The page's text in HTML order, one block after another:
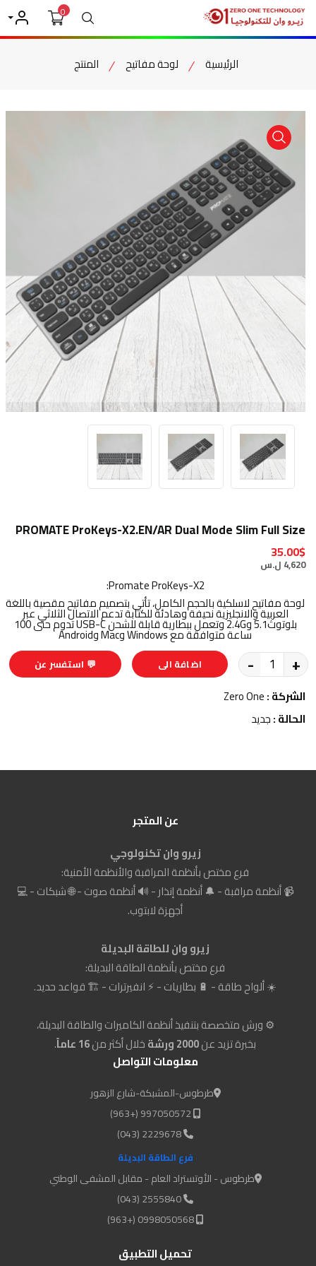
بحث0
حسابي
الرئيسية لوحة مفاتيح المنتج
item view
PROMATE ProKeys-X2.EN/AR Dual Mode Slim Full Size
35.00$
4,620 ل.س
Promate ProKeys-X2:
لوحة مفاتيح لاسلكية بالحجم الكامل، تأتي بتصميم مفاتيح مقصية باللغة
العربية والانجليزية نحيفة وهادئة للكتابة تدعم الاتصال الثلاثي عبر
‎بلوتوث5.1‎ و‎2.4G‎ وتعمل ببطارية قابلة للشحن ‎USB-C‎ تدوم حتى ‎100‎
ساعة متوافقة مع Windows وMac وAndroid
- +
اضافة الى
💬 استفسر عن
الشركة :Zero One
الحالة :جديد
عن المتجر
زيرو وان تكنولوجي
فرع مختص بأنظمة المراقبة والأنظمة الأمنية:
📹 أنظمة مراقبة - 🔔 أنظمة إنذار - 🔊 أنظمة صوت - 🌐 شبكات - 💻
أجهزة لابتوب.
زيرو وان للطاقة البديلة
فرع مختص بأنظمة الطاقة البديلة:
☀️ ألواح طاقة - 🔋 بطاريات - ⚡ انفيرترات - 🏗️ قواعد حديد.
⚙️ ورش متخصصة بتنفيذ أنظمة الكاميرات والطاقة البديلة،
بخبرة تزيد عن2000 ورشة خلال أكثر من16 عاماً
.
معلومات التواصل
طرطوس-المشبكة-شارع الزهور
2229678 (043)
فرع الطاقة البديلة
طرطوس - الأوتستراد العام - مقابل المشفى الوطني
2555840 (043)
تحميل التطبيق